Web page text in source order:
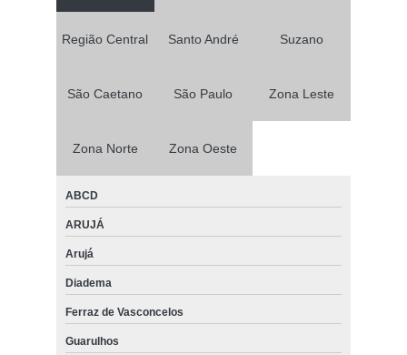
Região Central Santo André Suzano
São Caetano São Paulo Zona Leste
Zona Norte Zona Oeste
ABCD
ARUJÁ
Arujá
Diadema
Ferraz de Vasconcelos
Guarulhos